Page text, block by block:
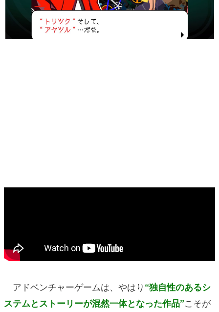
特集記事
アドベンチャーゲームは、やはり“独自性のあるシ
ステムとストーリーが混然一体となった作品”こそが